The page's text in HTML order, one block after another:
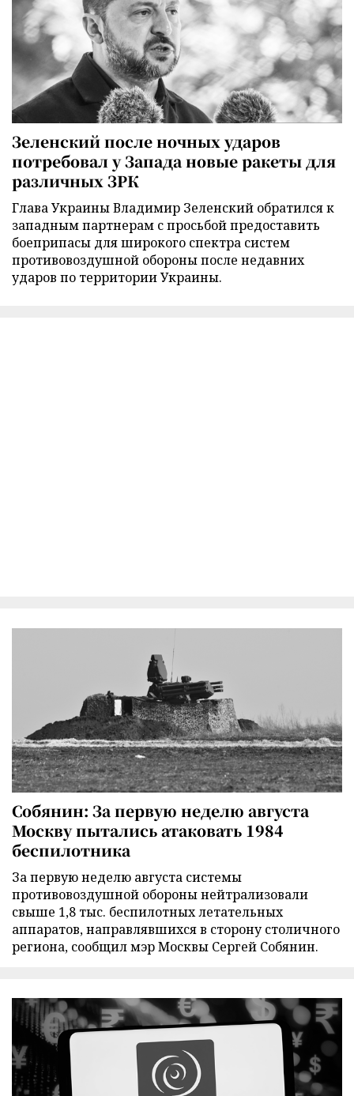
Зеленский после ночных ударов
потребовал у Запада новые ракеты для
различных ЗРК
Глава Украины Владимир Зеленский обратился к
западным партнерам с просьбой предоставить
боеприпасы для широкого спектра систем
противовоздушной обороны после недавних
ударов по территории Украины.
Собянин: За первую неделю августа
Москву пытались атаковать 1984
беспилотника
За первую неделю августа системы
противовоздушной обороны нейтрализовали
свыше 1,8 тыс. беспилотных летательных
аппаратов, направлявшихся в сторону столичного
региона, сообщил мэр Москвы Сергей Собянин.